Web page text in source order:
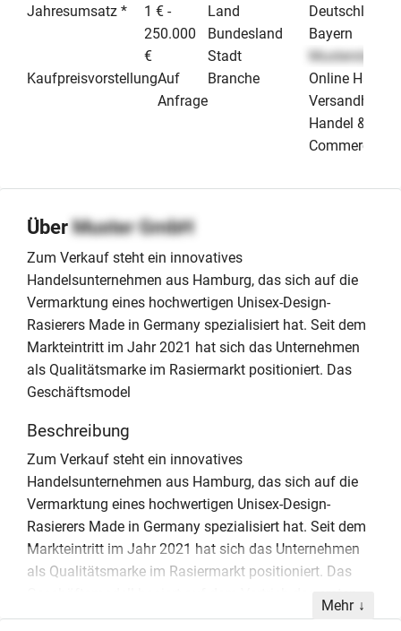
Jahresumsatz *
1 € -
250.000
€
KaufpreisvorstellungAuf
Anfrage
Land
Deutschland
Bundesland
Bayern
Stadt
Musterstadt
Branche
Online
Handel & E-
Commerce
ÜberMuster GmbH
Zum Verkauf steht ein innovatives
Handelsunternehmen aus Hamburg, das sich auf die
Vermarktung eines hochwertigen Unisex-Design-
Rasierers Made in Germany spezialisiert hat. Seit dem
Markteintritt im Jahr 2021 hat sich das Unternehmen
als Qualitätsmarke im Rasiermarkt positioniert. Das
Geschäftsmodel
Beschreibung
Zum Verkauf steht ein innovatives
Handelsunternehmen aus Hamburg, das sich auf die
Vermarktung eines hochwertigen Unisex-Design-
Rasierers Made in Germany spezialisiert hat. Seit dem
Markteintritt im Jahr 2021 hat sich das Unternehmen
als Qualitätsmarke im Rasiermarkt positioniert. Das
individuellen Design-Rasierers seiner Art, wobei der
Mehr